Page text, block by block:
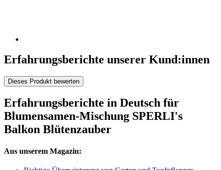
Erfahrungsberichte unserer Kund:innen
Dieses Produkt bewerten
Erfahrungsberichte in Deutsch für
Blumensamen-Mischung SPERLI's
Balkon Blütenzauber
Aus unserem Magazin: